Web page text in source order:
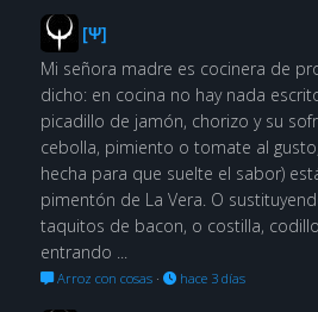
[Ψ]
Mi señora madre es cocinera de
dicho: en cocina no hay nada
picadillo de jamón, chorizo y su
cebolla, pimiento o tomate al
hecha para que suelte el sabor)
pimentón de La Vera. O
taquitos de bacon, o costilla,
entrando ...
Arroz con cosas· hace 3 días